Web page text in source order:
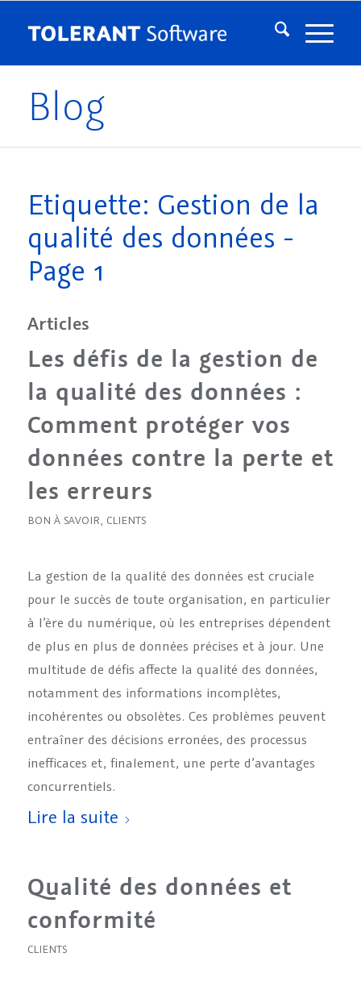
Blog
Etiquette: Gestion de la
qualité des données -
Page 1
Articles
Les défis de la gestion de
la qualité des données :
Comment protéger vos
données contre la perte et
les erreurs
BON À SAVOIR, CLIENTS
La gestion de la qualité des données est cruciale
pour le succès de toute organisation, en particulier
à l’ère du numérique, où les entreprises dépendent
de plus en plus de données précises et à jour. Une
multitude de défis affecte la qualité des données,
notamment des informations incomplètes,
incohérentes ou obsolètes. Ces problèmes peuvent
entraîner des décisions erronées, des processus
inefficaces et, finalement, une perte d’avantages
concurrentiels.
Lire la suite
Qualité des données et
conformité
CLIENTS